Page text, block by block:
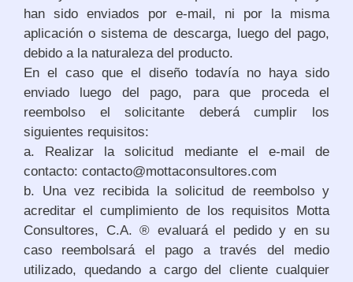
han sido enviados por e-mail, ni por la misma
aplicación o sistema de descarga, luego del pago,
debido a la naturaleza del producto.
En el caso que el diseño todavía no haya sido
enviado luego del pago, para que proceda el
reembolso el solicitante deberá cumplir los
siguientes requisitos:
a. Realizar la solicitud mediante el e-mail de
contacto: contacto@mottaconsultores.com
b. Una vez recibida la solicitud de reembolso y
acreditar el cumplimiento de los requisitos Motta
Consultores, C.A. ® evaluará el pedido y en su
caso reembolsará el pago a través del medio
utilizado, quedando a cargo del cliente cualquier